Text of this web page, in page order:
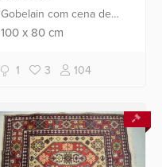
Gobelain com cena de
casal de nobres.
100 x80 cm
1 3 104